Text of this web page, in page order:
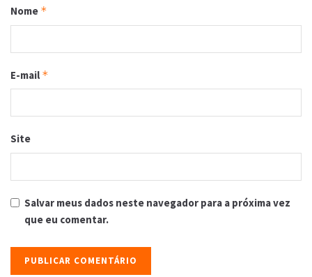
Nome *
E-mail *
Site
Salvar meus dados neste navegador para a próxima vez
que eu comentar.